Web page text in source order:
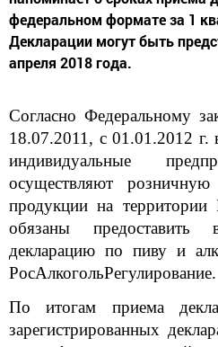
федеральном формате за 1
Декларации могут быть
апреля 2018 года.
Согласно Федеральному
18.07.2011, с 01.01.2012 г.
индивидуальные
осуществляют
продукции на территории
обязаны
декларацию по пиву и
РосАлкогольРегулирование.
По итогам приема
зарегистрированных